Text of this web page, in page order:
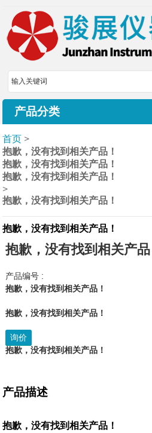
产品分类
首页 >
抱歉，没有找到相关产品！
抱歉，没有找到相关产品！
抱歉，没有找到相关产品！
>
抱歉，没有找到相关产品！
抱歉，没有找到相关产品！
抱歉，没有找到相关产品
产品编号 :
抱歉，没有找到相关产品！
抱歉，没有找到相关产品！
询价
抱歉，没有找到相关产品！
产品描述
抱歉，没有找到相关产品！